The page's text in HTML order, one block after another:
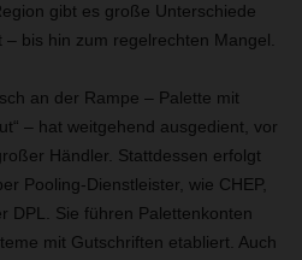
gibt es große Unterschiede
bis hin zum regelrechten Mangel.
an der Rampe – Palette mit
– hat weitgehend ausgedient, vor
Händler. Stattdessen erfolgt
Pooling-Dienstleister, wie CHEP,
DPL. Sie führen Palettenkonten
mit Gutschriften etabliert. Auch